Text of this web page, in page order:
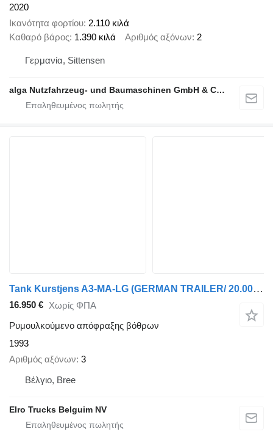
2020
Ικανότητα φορτίου 2.110 κιλά
Καθαρό βάρος 1.390 κιλά Αριθμός αξόνων 2
Γερμανία, Sittensen
alga Nutzfahrzeug- und Baumaschinen GmbH & Co. KG
Tank Kurstjens A3-MA-LG (GERMAN TRAILER/ 20.000L / 2X LENKASCHEN)
16.950 € Χωρίς ΦΠΑ
Ρυμουλκούμενο απόφραξης βόθρων
1993
Αριθμός αξόνων 3
Βέλγιο, Bree
Elro Trucks Belguim NV